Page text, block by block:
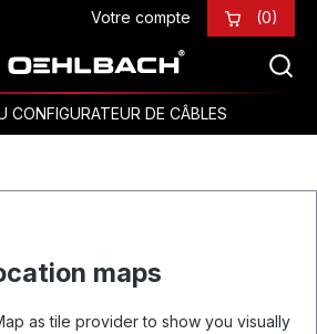
Votre compte (0)
CONFIGURATEUR DE CÂBLES
maps
as tile provider to show you visually